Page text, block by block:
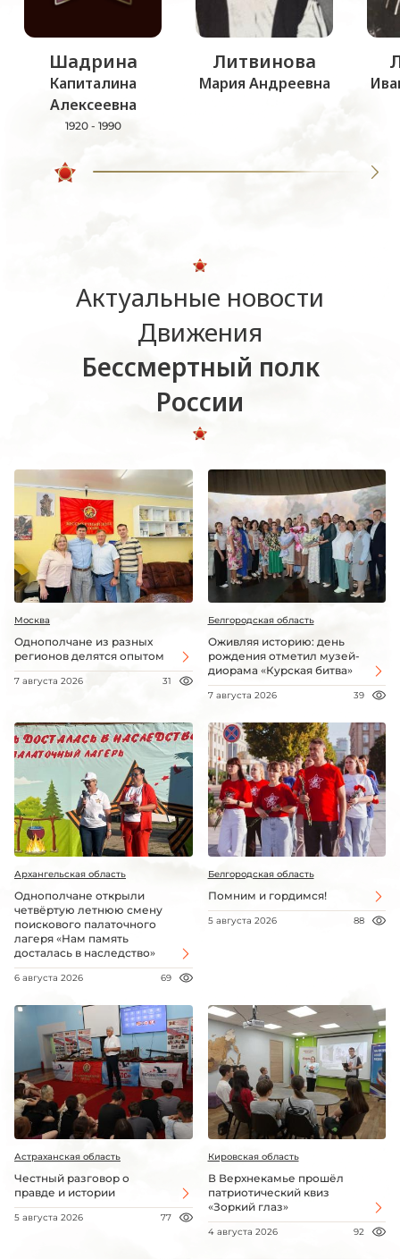
Шадрина
Капиталина
Алексеевна
1920 - 1990
Литвинова
Мария Андреевна
Актуальные новости
Движения
Бессмертный полк
России
Москва
Однополчане из разных
регионов делятся опытом
7 августа 2026 31
Белгородская область
Оживляя историю: день
рождения отметил музей-
диорама «Курская битва»
7 августа 2026 39
Архангельская область
Однополчане открыли
четвёртую летнюю смену
поискового палаточного
лагеря «Нам память
досталась в наследство»
6 августа 2026 69
Белгородская область
Помним и гордимся!
5 августа 2026 88
Астраханская область
Честный разговор о
правде и истории
5 августа 2026 77
Кировская область
В Верхнекамье прошёл
патриотический квиз
«Зоркий глаз»
4 августа 2026 92